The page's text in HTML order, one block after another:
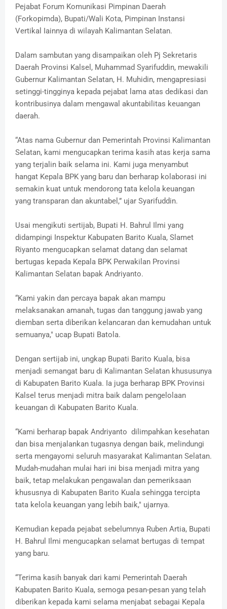
Pejabat Forum Komunikasi Pimpinan Daerah
(Forkopimda), Bupati/Wali Kota, Pimpinan Instansi
Vertikal Iainnya di wilayah Kalimantan Selatan.
Dalam sambutan yang disampaikan oleh Pj Sekretaris
Daerah Provinsi Kalsel, Muhammad Syarifuddin, mewakili
Gubernur Kalimantan Selatan, H. Muhidin, mengapresiasi
setinggi-tingginya kepada pejabat lama atas dedikasi dan
kontribusinya dalam mengawal akuntabilitas keuangan
daerah.
“Atas nama Gubernur dan Pemerintah Provinsi Kalimantan
Selatan, kami mengucapkan terima kasih atas kerja sama
yang terjalin baik selama ini. Kami juga menyambut
hangat Kepala BPK yang baru dan berharap kolaborasi ini
semakin kuat untuk mendorong tata kelola keuangan
yang transparan dan akuntabel,” ujar Syarifuddin.
Usai mengikuti sertijab, Bupati H. Bahrul Ilmi yang
didampingi Inspektur Kabupaten Barito Kuala, Slamet
Riyanto mengucapkan selamat datang dan selamat
bertugas kepada Kepala BPK Perwakilan Provinsi
Kalimantan Selatan bapak Andriyanto.
“Kami yakin dan percaya bapak akan mampu
melaksanakan amanah, tugas dan tanggung jawab yang
diemban serta diberikan kelancaran dan kemudahan untuk
semuanya," ucap Bupati Batola.
Dengan sertijab ini, ungkap Bupati Barito Kuala, bisa
menjadi semangat baru di Kalimantan Selatan khususunya
di Kabupaten Barito Kuala. Ia juga berharap BPK Provinsi
Kalsel terus menjadi mitra baik dalam pengelolaan
keuangan di Kabupaten Barito Kuala.
“Kami berharap bapak Andriyanto dilimpahkan kesehatan
dan bisa menjalankan tugasnya dengan baik, melindungi
serta mengayomi seluruh masyarakat Kalimantan Selatan.
Mudah-mudahan mulai hari ini bisa menjadi mitra yang
baik, tetap melakukan pengawalan dan pemeriksaan
khususnya di Kabupaten Barito Kuala sehingga tercipta
tata kelola keuangan yang lebih baik," ujarnya.
Kemudian kepada pejabat sebelumnya Ruben Artia, Bupati
H. Bahrul Ilmi mengucapkan selamat bertugas di tempat
yang baru.
“Terima kasih banyak dari kami Pemerintah Daerah
Kabupaten Barito Kuala, semoga pesan-pesan yang telah
diberikan kepada kami selama menjabat sebagai Kepala